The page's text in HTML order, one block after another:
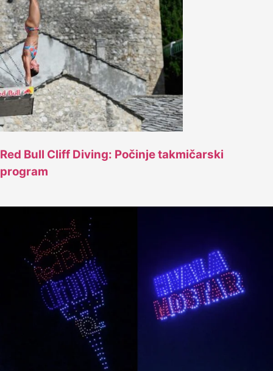
Red Bull Cliff Diving: Počinje takmičarski
program